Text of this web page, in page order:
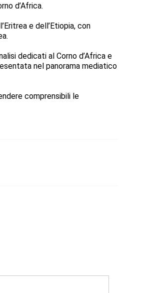
d’Africa.
e dell’Etiopia, con
dedicati al Corno d’Africa e
nel panorama mediatico
comprensibili le